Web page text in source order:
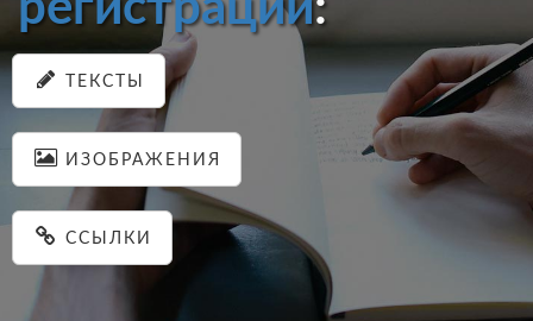
ТЕКСТЫ
ИЗОБРАЖЕНИЯ
ССЫЛКИ